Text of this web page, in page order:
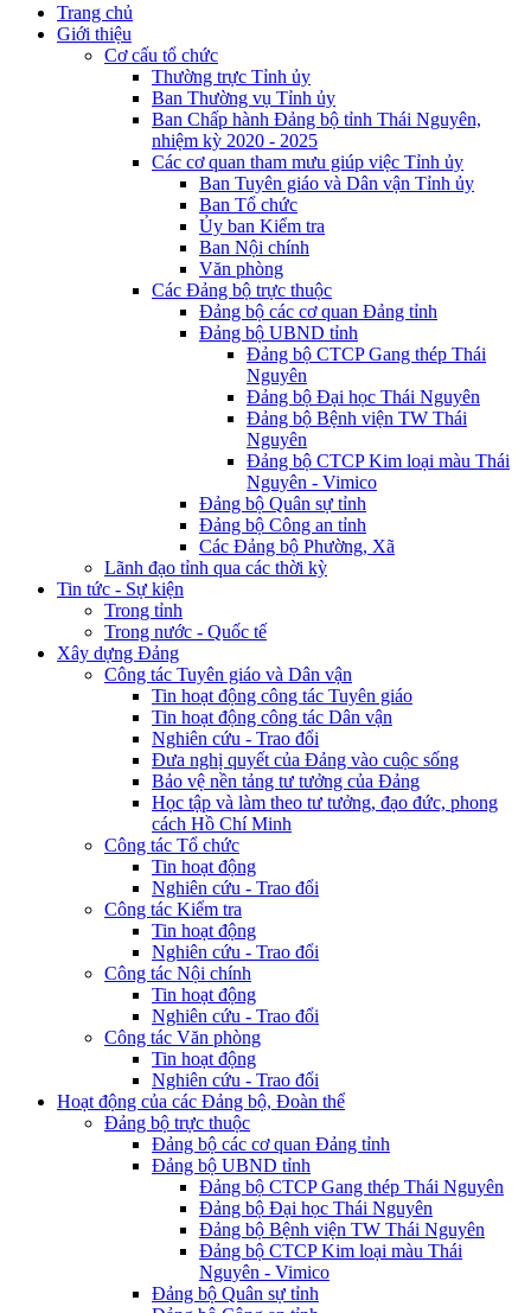
Trang chủ
Giới thiệu
Cơ cấu tổ chức
Thường trực Tỉnh ủy
Ban Thường vụ Tỉnh ủy
Ban Chấp hành Đảng bộ tỉnh Thái Nguyên,
nhiệm kỳ 2020 - 2025
Các cơ quan tham mưu giúp việc Tỉnh ủy
Ban Tuyên giáo và Dân vận Tỉnh ủy
Ban Tổ chức
Ủy ban Kiểm tra
Ban Nội chính
Văn phòng
Các Đảng bộ trực thuộc
Đảng bộ các cơ quan Đảng tỉnh
Đảng bộ UBND tỉnh
Đảng bộ CTCP Gang thép Thái
Nguyên
Đảng bộ Đại học Thái Nguyên
Đảng bộ Bệnh viện TW Thái
Nguyên
Đảng bộ CTCP Kim loại màu Thái
Nguyên - Vimico
Đảng bộ Quân sự tỉnh
Đảng bộ Công an tỉnh
Các Đảng bộ Phường, Xã
Lãnh đạo tỉnh qua các thời kỳ
Tin tức - Sự kiện
Trong tỉnh
Trong nước - Quốc tế
Xây dựng Đảng
Công tác Tuyên giáo và Dân vận
Tin hoạt động công tác Tuyên giáo
Tin hoạt động công tác Dân vận
Nghiên cứu - Trao đổi
Đưa nghị quyết của Đảng vào cuộc sống
Bảo vệ nền tảng tư tưởng của Đảng
Học tập và làm theo tư tưởng, đạo đức, phong
cách Hồ Chí Minh
Công tác Tổ chức
Tin hoạt động
Nghiên cứu - Trao đổi
Công tác Kiểm tra
Tin hoạt động
Nghiên cứu - Trao đổi
Công tác Nội chính
Tin hoạt động
Nghiên cứu - Trao đổi
Công tác Văn phòng
Tin hoạt động
Nghiên cứu - Trao đổi
Hoạt động của các Đảng bộ, Đoàn thể
Đảng bộ trực thuộc
Đảng bộ các cơ quan Đảng tỉnh
Đảng bộ UBND tỉnh
Đảng bộ CTCP Gang thép Thái Nguyên
Đảng bộ Đại học Thái Nguyên
Đảng bộ Bệnh viện TW Thái Nguyên
Đảng bộ CTCP Kim loại màu Thái
Nguyên - Vimico
Đảng bộ Quân sự tỉnh